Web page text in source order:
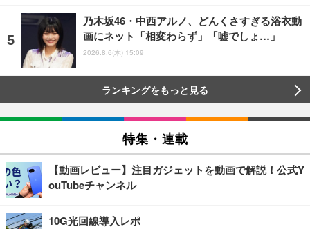
乃木坂46・中西アルノ、どんくさすぎる浴衣動
画にネット「相変わらず」「嘘でしょ…」
2026.8.6(木) 15:09
ランキングをもっと見る
特集・連載
【動画レビュー】注目ガジェットを動画で解説！公式Y
ouTubeチャンネル
10G光回線導入レポ